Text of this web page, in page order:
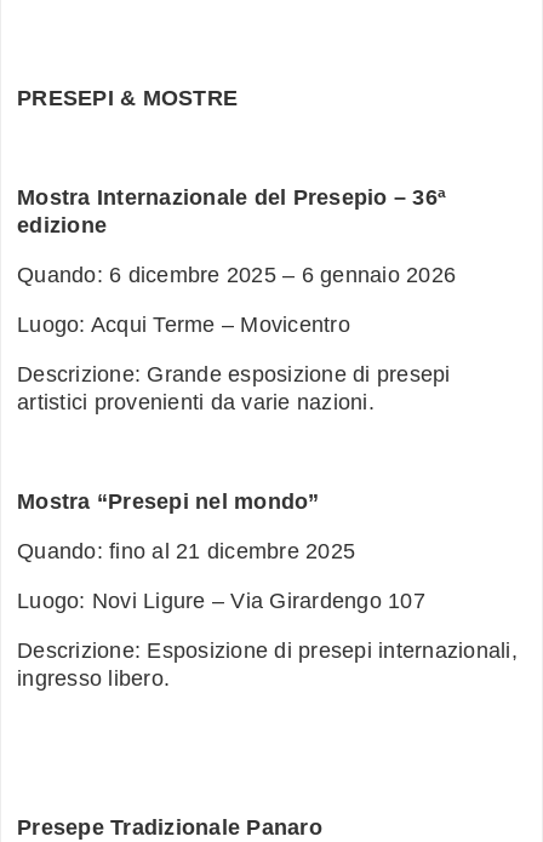
PRESEPI & MOSTRE
Mostra Internazionale del Presepio – 36ª
edizione
Quando: 6 dicembre 2025 – 6 gennaio 2026
Luogo: Acqui Terme – Movicentro
Descrizione: Grande esposizione di presepi
artistici provenienti da varie nazioni.
Mostra “Presepi nel mondo”
Quando: fino al 21 dicembre 2025
Luogo: Novi Ligure – Via Girardengo 107
Descrizione: Esposizione di presepi internazionali,
ingresso libero.
Presepe Tradizionale Panaro